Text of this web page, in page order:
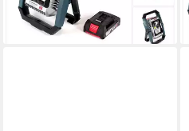
194,39 €
lieferbar - in 2-3 Werktagen bei dir